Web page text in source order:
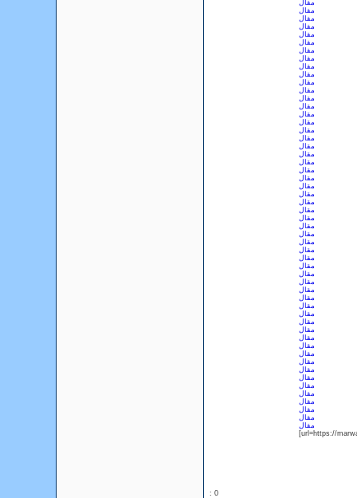
مقال
مقال
مقال
مقال
مقال
مقال
مقال
مقال
مقال
مقال
مقال
مقال
مقال
مقال
مقال
مقال
مقال
مقال
مقال
مقال
مقال
مقال
مقال
مقال
مقال
مقال
مقال
مقال
مقال
مقال
مقال
مقال
مقال
مقال
مقال
مقال
مقال
مقال
مقال
مقال
مقال
مقال
مقال
مقال
مقال
مقال
مقال
مقال
مقال
مقال
مقال
مقال
مقال
مقال
[url=https://
: 0